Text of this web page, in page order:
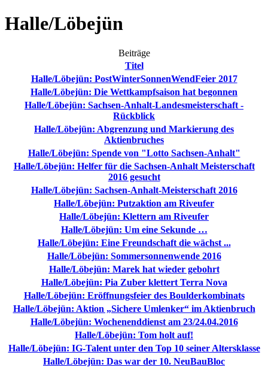
Halle/Löbejün
Beiträge
Titel
Halle/Löbejün: PostWinterSonnenWendFeier 2017
Halle/Löbejün: Die Wettkampfsaison hat begonnen
Halle/Löbejün: Sachsen-Anhalt-Landesmeisterschaft -
Rückblick
Halle/Löbejün: Abgrenzung und Markierung des
Aktienbruches
Halle/Löbejün: Spende von "Lotto Sachsen-Anhalt"
Halle/Löbejün: Helfer für die Sachsen-Anhalt Meisterschaft
2016 gesucht
Halle/Löbejün: Sachsen-Anhalt-Meisterschaft 2016
Halle/Löbejün: Putzaktion am Riveufer
Halle/Löbejün: Klettern am Riveufer
Halle/Löbejün: Um eine Sekunde …
Halle/Löbejün: Eine Freundschaft die wächst ...
Halle/Löbejün: Sommersonnenwende 2016
Halle/Löbejün: Marek hat wieder gebohrt
Halle/Löbejün: Pia Zuber klettert Terra Nova
Halle/Löbejün: Eröffnungsfeier des Boulderkombinats
Halle/Löbejün: Aktion „Sichere Umlenker“ im Aktienbruch
Halle/Löbejün: Wochenenddienst am 23/24.04.2016
Halle/Löbejün: Tom holt auf!
Halle/Löbejün: IG-Talent unter den Top 10 seiner Altersklasse
Halle/Löbejün: Das war der 10. NeuBauBloc